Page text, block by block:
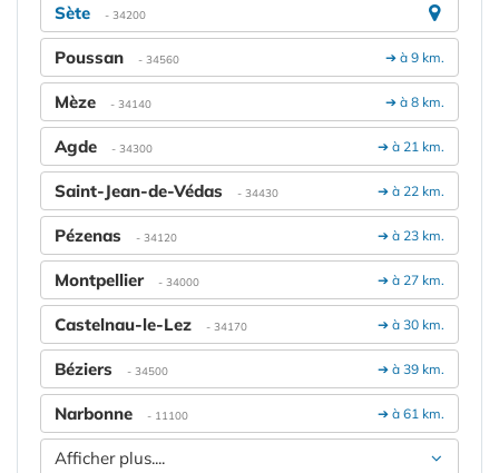
Sète - 34200
➔ à 9 km.
Poussan - 34560
➔ à 8 km.
Mèze - 34140
➔ à 21 km.
Agde - 34300
➔ à 22 km.
Saint-Jean-de-Védas - 34430
➔ à 23 km.
Pézenas - 34120
➔ à 27 km.
Montpellier - 34000
➔ à 30 km.
Castelnau-le-Lez - 34170
➔ à 39 km.
Béziers - 34500
➔ à 61 km.
Narbonne - 11100
Afficher plus....